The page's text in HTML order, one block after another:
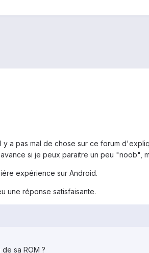
a pas mal de chose sur ce forum
si je peux paraitre un peu "noob",
expérience sur Android.
une réponse satisfaisante.
sa ROM ?